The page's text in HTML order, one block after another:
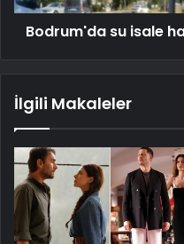
Bodrum'da su isale
İlgili Makaleler